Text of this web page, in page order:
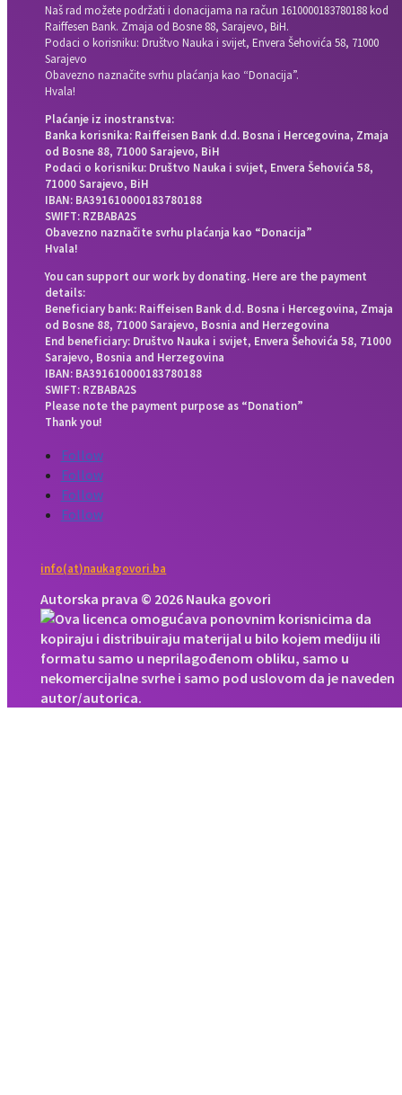
Naš rad možete podržati i donacijama na račun 1610000183780188 kod
Raiffesen Bank. Zmaja od Bosne 88, Sarajevo, BiH.
Podaci o korisniku: Društvo Nauka i svijet, Envera Šehovića 58, 71000
Sarajevo
Obavezno naznačite svrhu plaćanja kao “Donacija”.
Hvala!
Plaćanje iz inostranstva:
Banka korisnika: Raiffeisen Bank d.d. Bosna i Hercegovina, Zmaja
od Bosne 88, 71000 Sarajevo, BiH
Podaci o korisniku: Društvo Nauka i svijet, Envera Šehovića 58,
71000 Sarajevo, BiH
IBAN: BA391610000183780188
SWIFT: RZBABA2S
Obavezno naznačite svrhu plaćanja kao “Donacija”
Hvala!
You can support our work by donating. Here are the payment
details:
Beneficiary bank: Raiffeisen Bank d.d. Bosna i Hercegovina, Zmaja
od Bosne 88, 71000 Sarajevo, Bosnia and Herzegovina
End beneficiary: Društvo Nauka i svijet, Envera Šehovića 58, 71000
Sarajevo, Bosnia and Herzegovina
IBAN: BA391610000183780188
SWIFT: RZBABA2S
Please note the payment purpose as “Donation”
Thank you!
Follow
Follow
Follow
Follow
info(at)naukagovori.ba
Autorska prava © 2026 Nauka govori